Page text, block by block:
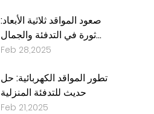
صعود المواقد ثلاثية الأبعاد:
ثورة في التدفئة والجمال
في المنزل
Feb 28,2025
تطور المواقد الكهربائية: حل
حديث للتدفئة المنزلية
Feb 21,2025